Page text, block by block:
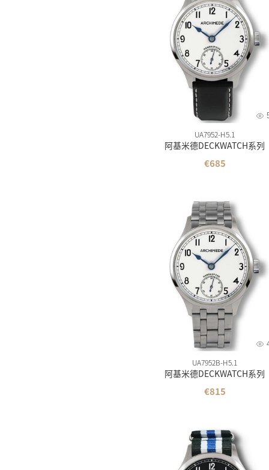
天梭
美度
精工
卡
梅花
依
罗
依
UA7952-H5.1
阿基米德DECKWATCH系列
€685
UA7952B-H5.1
阿基米德DECKWATCH系列
€815